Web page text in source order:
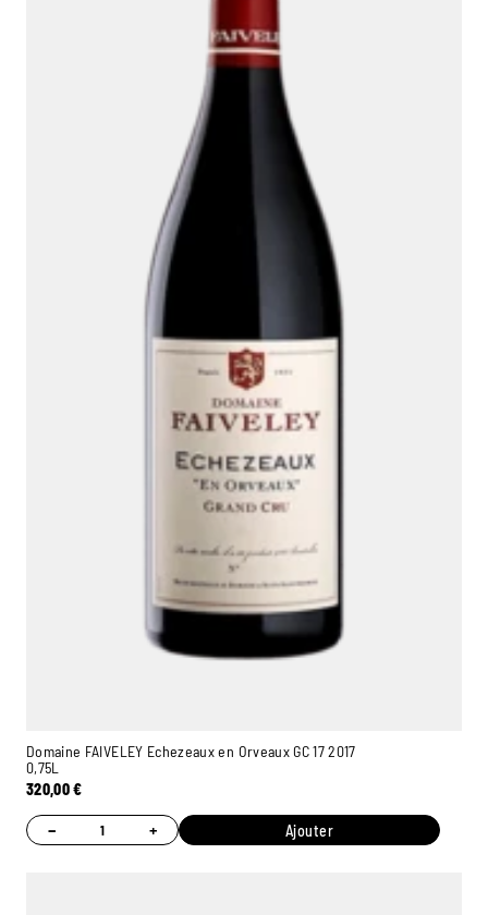
Domaine FAIVELEY Echezeaux en Orveaux GC 17 2017
0,75L
320,00€
− + Ajouter